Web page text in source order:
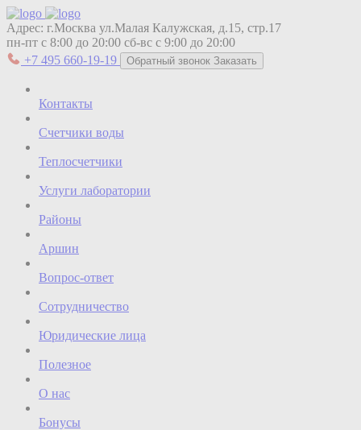
Адрес: г.Москва ул.Малая Калужская, д.15, стр.17
пн-пт с 8:00 до 20:00 сб-вс с 9:00 до 20:00
+7 495 660-19-19
Обратный звонок Заказать
Контакты
Счетчики воды
Теплосчетчики
Услуги лаборатории
Районы
Аршин
Вопрос-ответ
Сотрудничество
Юридические лица
Полезное
О нас
Бонусы